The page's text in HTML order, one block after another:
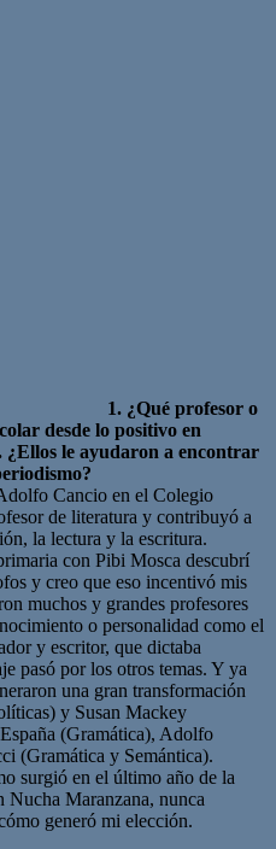
1. ¿Qué profesor o
desde lo positivo en
le ayudaron a encontrar
Cancio en el Colegio
de literatura y contribuyó a
la lectura y la escritura.
con Pibi Mosca descubrí
y creo que eso incentivó mis
muchos y grandes profesores
o personalidad como el
y escritor, que dictaba
pasó por los otros temas. Y ya
una gran transformación
y Susan Mackey
(Gramática), Adolfo
(Gramática y Semántica).
surgió en el último año de la
Nucha Maranzana, nunca
generó mi elección.